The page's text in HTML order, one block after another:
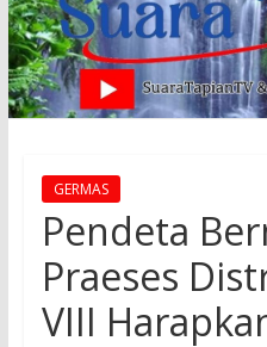
GERMAS
Pendeta
Praeses
VIII